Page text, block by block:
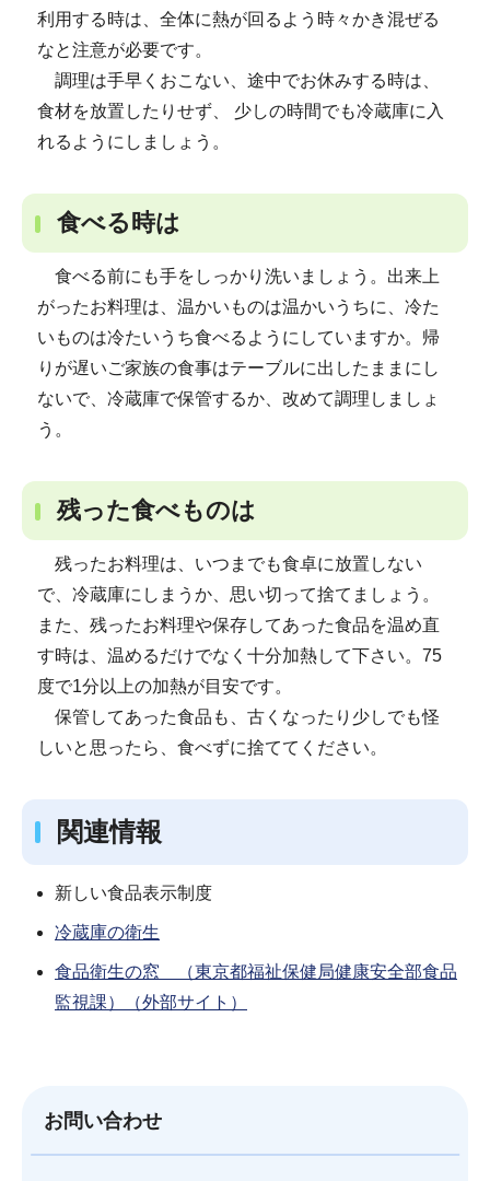
利用する時は、全体に熱が回るよう時々かき混ぜる
なと注意が必要です。
調理は手早くおこない、途中でお休みする時は、
食材を放置したりせず、 少しの時間でも冷蔵庫に入
れるようにしましょう。
食べる時は
食べる前にも手をしっかり洗いましょう。出来上
がったお料理は、温かいものは温かいうちに、冷た
いものは冷たいうち食べるようにしていますか。帰
りが遅いご家族の食事はテーブルに出したままにし
ないで、冷蔵庫で保管するか、改めて調理しましょ
う。
残った食べものは
残ったお料理は、いつまでも食卓に放置しない
で、冷蔵庫にしまうか、思い切って捨てましょう。
また、残ったお料理や保存してあった食品を温め直
す時は、温めるだけでなく十分加熱して下さい。75
度で1分以上の加熱が目安です。
保管してあった食品も、古くなったり少しでも怪
しいと思ったら、食べずに捨ててください。
関連情報
新しい食品表示制度
冷蔵庫の衛生
食品衛生の窓 （東京都福祉保健局健康安全部食品
監視課）（外部サイト）
お問い合わせ